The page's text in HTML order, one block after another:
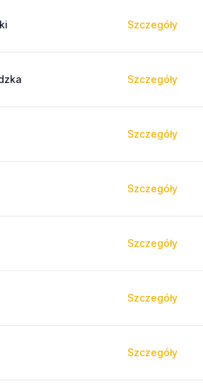
Szczegóły
Szczegóły
Szczegóły
Szczegóły
Szczegóły
Szczegóły
Szczegóły